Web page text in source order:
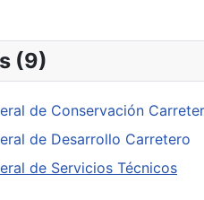
(9)
de Conservación
de Desarrollo Carretero
de Servicios Técnicos